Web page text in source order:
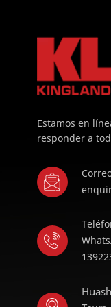
Estamos en
responder a